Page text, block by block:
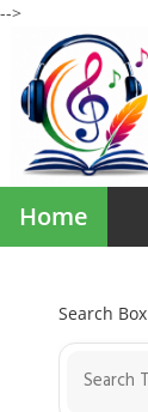
-->
Home
Search Box